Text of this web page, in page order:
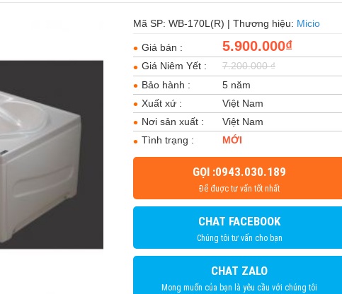
Mã SP: WB-170L(R) | Thương hiệu: Micio
Giá bán : 5.900.000₫
Giá Niêm Yết :
7.200.000 ₫
Bảo hành :
5 năm
Xuất xứ :
Việt Nam
Nơi sản xuất :
Việt Nam
Tình trạng :
MỚI
GỌI :0943.030.189
Để đuợc tư vấn tốt nhất
CHAT FACEBOOK
Chúng tôi tư vấn cho bạn
CHAT ZALO
Mong muốn của bạn là yêu cầu với chúng tôi